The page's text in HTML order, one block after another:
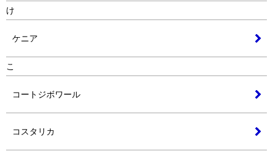
け
ケニア
こ
コートジボワール
コスタリカ